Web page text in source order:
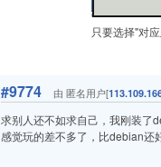
只要选择"对
#9774 由 匿名用户[
求别人还不如求自己，我刚装了
感觉玩的差不多了，比debian还